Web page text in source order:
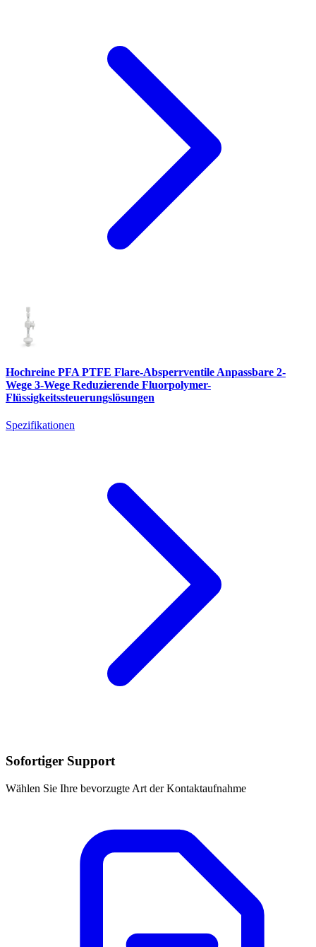
Hochreine PFA PTFE Flare-Absperrventile Anpassbare 2-
Wege 3-Wege Reduzierende Fluorpolymer-
Flüssigkeitssteuerungslösungen
Spezifikationen
Sofortiger Support
Wählen Sie Ihre bevorzugte Art der Kontaktaufnahme